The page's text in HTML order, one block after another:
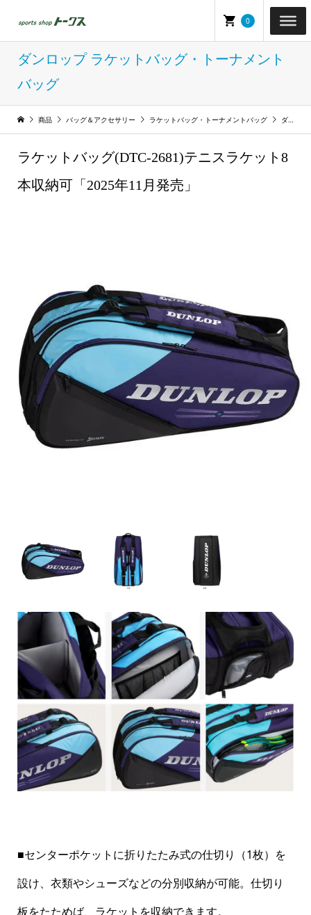
0
ダンロップ ラケットバッグ・トーナメント
バッグ
商品 バッグ＆アクセサリー ラケットバッグ・トーナメントバッグ ダンロップ ラケットバッグ・トーナメントバッグ
ラケットバッグ(DTC-2681)テニスラケット8
本収納可「2025年11月発売」
■センターポケットに折りたたみ式の仕切り（1枚）を
設け、衣類やシューズなどの分別収納が可能。仕切り
板をたためば、ラケットを収納できます。